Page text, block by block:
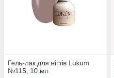
Гель-лак для нігтів Lukum
№115, 10 мл